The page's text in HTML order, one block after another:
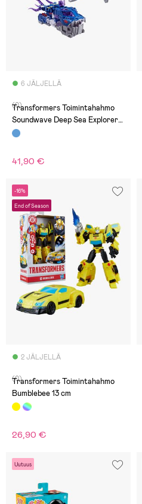
6 JÄLJELLÄ
(0)
Transformers Toimintahahmo
Soundwave Deep Sea Explorer
22 cm
41,90 €
-16%
End of Season
2 JÄLJELLÄ
(0)
Transformers Toimintahahmo
Bumblebee 13 cm
26,90 €
Uutuus